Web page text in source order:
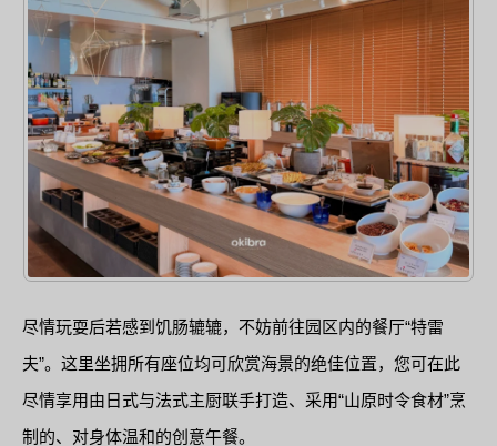
尽情玩耍后若感到饥肠辘辘，不妨前往园区内的餐厅“特雷
夫”。这里坐拥所有座位均可欣赏海景的绝佳位置，您可在此
尽情享用由日式与法式主厨联手打造、采用“山原时令食材”烹
制的、对身体温和的创意午餐。